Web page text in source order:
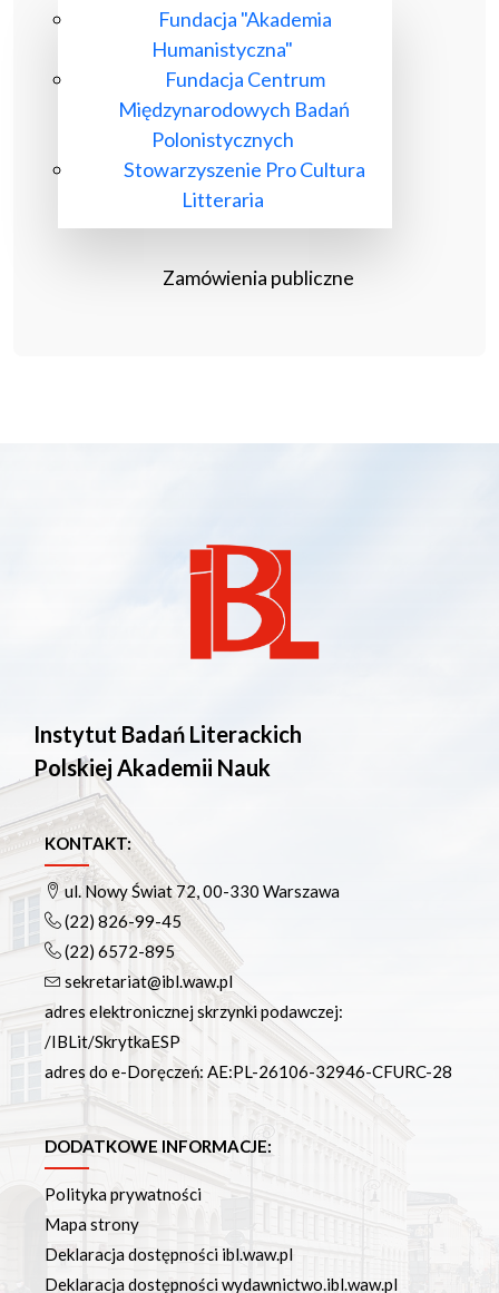
Fundacja "Akademia
Humanistyczna"
Fundacja Centrum
Międzynarodowych Badań
Polonistycznych
Stowarzyszenie Pro Cultura
Litteraria
Zamówienia publiczne
Instytut Badań Literackich
Polskiej Akademii Nauk
KONTAKT:
ul. Nowy Świat 72, 00-330 Warszawa
(22) 826-99-45
(22) 6572-895
sekretariat@ibl.waw.pl
adres elektronicznej skrzynki podawczej:
/IBLit/SkrytkaESP
adres do e-Doręczeń: AE:PL-26106-32946-CFURC-28
DODATKOWE INFORMACJE:
Polityka prywatności
Mapa strony
Deklaracja dostępności ibl.waw.pl
Deklaracja dostępności wydawnictwo.ibl.waw.pl